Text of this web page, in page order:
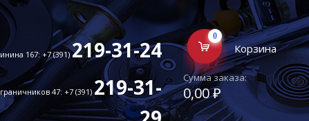
167: +7 (391)219-31-24
47: +7 (391)219-31-
0
Корзина
Сумма заказа:
0,00 ₽